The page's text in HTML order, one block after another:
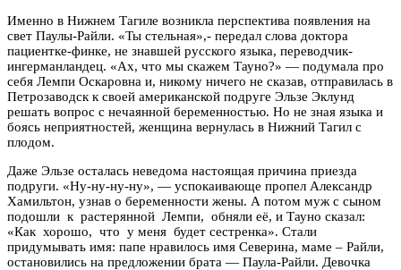
Именно в Нижнем Тагиле возникла перспектива появления на
свет Паулы-Райли. «Ты стельная»,- передал слова доктора
пациентке-финке, не знавшей русского языка, переводчик-
ингерманландец. «Ах, что мы скажем Тауно?» — подумала про
себя Лемпи Оскаровна и, никому ничего не сказав, отправилась в
Петрозаводск к своей американской подруге Эльзе Эклунд
решать вопрос с нечаянной беременностью. Но не зная языка и
боясь неприятностей, женщина вернулась в Нижний Тагил с
плодом.
Даже Эльзе осталась неведома настоящая причина приезда
подруги. «Ну-ну-ну-ну», — успокаивающе пропел Александр
Хамильтон, узнав о беременности жены. А потом муж с сыном
подошли к растерянной Лемпи, обняли её, и Тауно сказал:
«Как хорошо, что у меня будет сестренка». Стали
придумывать имя: папе нравилось имя Северина, маме – Райли,
остановились на предложении брата — Паула-Райли. Девочка